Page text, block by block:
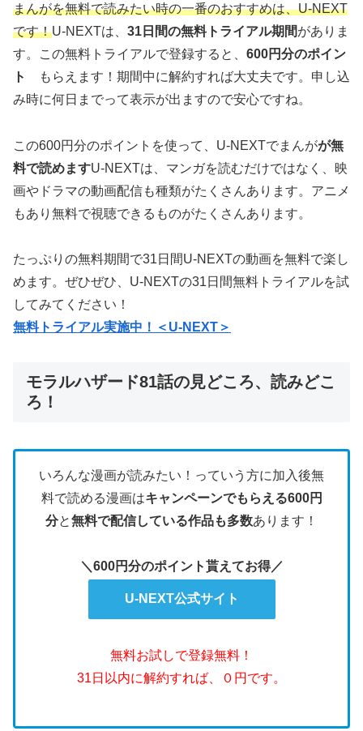
まんがを無料で読みたい時の一番のおすすめは、U-NEXT
です！U-NEXTは、 31日間の無料トライアル期間がありま
す。この無料トライアルで登録すると、 600円分のポイン
ト
もらえます！期間中に解約すれば大丈夫です。申し込
み時に何日までって表示が出ますので安心ですね。
この600円分のポイントを使って、U-NEXTでまんがが無
料で読めますU-NEXTは、マンガを読むだけではなく、映
画やドラマの動画配信も種類がたくさんあります。アニメ
もあり無料で視聴できるものがたくさんあります。
たっぷりの無料期間で31日間U-NEXTの動画を無料で楽し
めます。ぜひぜひ、U-NEXTの31日間無料トライアルを試
してみてください！
無料トライアル実施中！＜U-NEXT＞
モラルハザード81話の見どころ、読みどこ
ろ！
いろんな漫画が読みたい！っていう方に加入後無
料で読める漫画はキャンペーンでもらえる600円
分と無料で配信している作品も多数あります！
＼600円分のポイント貰えてお得／
U-NEXT公式サイト
無料お試しで登録無料！
31日以内に解約すれば、０円です。